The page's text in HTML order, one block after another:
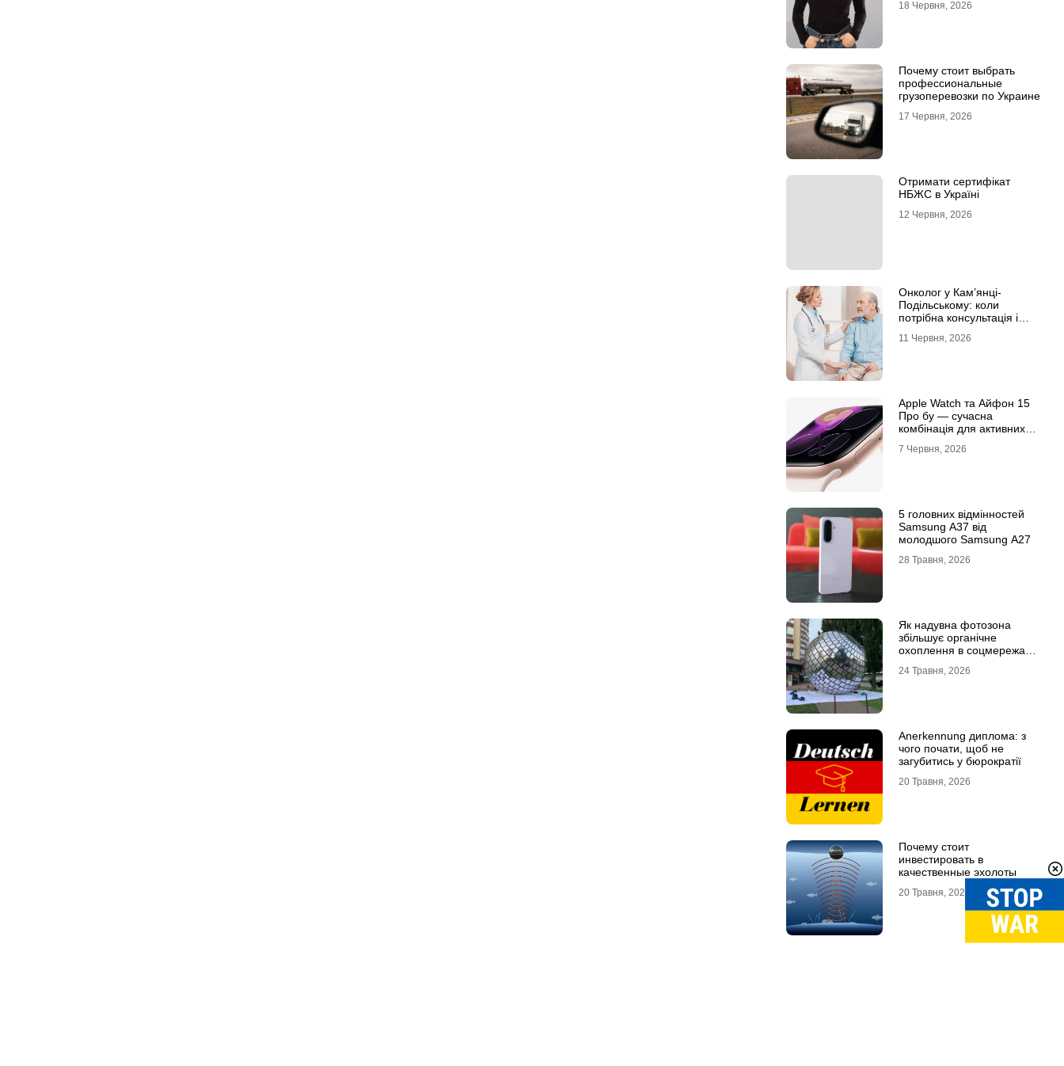
18 Червня, 2026
Почему стоит выбрать
профессиональные
грузоперевозки по Украине
17 Червня, 2026
Отримати сертифікат
НБЖС в Україні
12 Червня, 2026
Онколог у Кам’янці-
Подільському: коли
потрібна консультація і
обстеження?
11 Червня, 2026
Apple Watch та Айфон 15
Про бу — сучасна
комбінація для активних
7 Червня, 2026
5 головних відмінностей
Samsung A37 від
молодшого Samsung A27
28 Травня, 2026
Як надувна фотозона
збільшує органічне
охоплення в соцмережах:
контенту
24 Травня, 2026
Anerkennung диплома: з
чого почати, щоб не
загубитись у бюрократії
20 Травня, 2026
Почему стоит
инвестировать в
качественные эхолоты
20 Травня, 2026